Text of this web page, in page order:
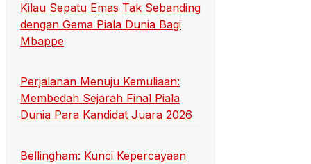
Kilau Sepatu Emas Tak Sebanding
dengan Gema Piala Dunia Bagi
Mbappe
Perjalanan Menuju Kemuliaan:
Membedah Sejarah Final Piala
Dunia Para Kandidat Juara 2026
Bellingham: Kunci Kepercayaan